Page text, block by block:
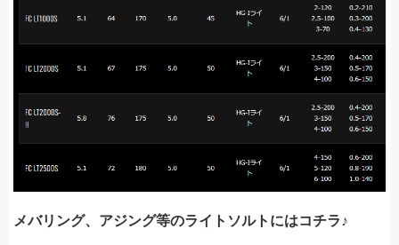
メバリング、アジング等のライトソルトにはコチラ♪